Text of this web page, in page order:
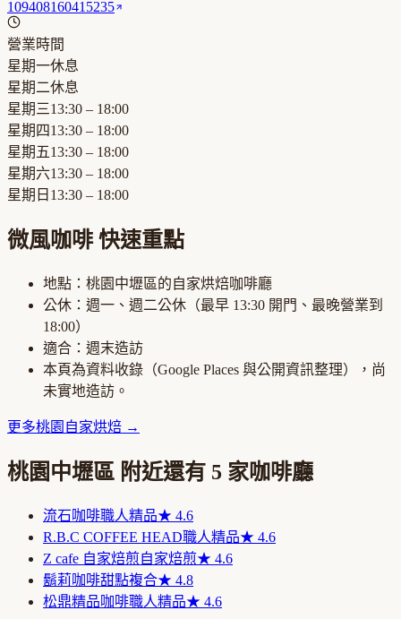
109408160415235
營業時間
星期一休息
星期二休息
星期三13:30 – 18:00
星期四13:30 – 18:00
星期五13:30 – 18:00
星期六13:30 – 18:00
星期日 13:30 – 18:00
微風咖啡快速重點
地點： 桃園中壢區的自家烘焙咖啡廳
公休： 週一、週二公休 （最早 13:30 開門、最晚營業到
18:00）
適合： 週末造訪
本頁為資料收錄（Google Places 與公開資訊整理），尚
未實地造訪。
更多桃園 自家烘焙 →
桃園中壢區 附近還有 5 家咖啡廳
流石咖啡職人精品★ 4.6
R.B.C COFFEE HEAD職人精品★ 4.6
Z cafe 自家焙煎自家焙煎★ 4.6
鬍莉咖啡甜點複合★ 4.8
松鼎精品咖啡職人精品★ 4.6